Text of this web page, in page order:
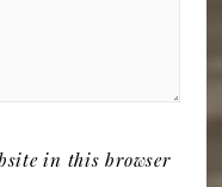
in this browser